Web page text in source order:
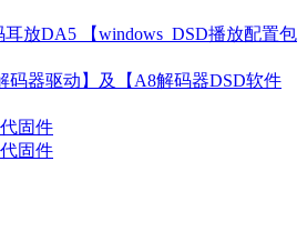
放DA5 【windows_DSD播放配置包
码器驱动】及【A8解码器DSD软件
固件
固件